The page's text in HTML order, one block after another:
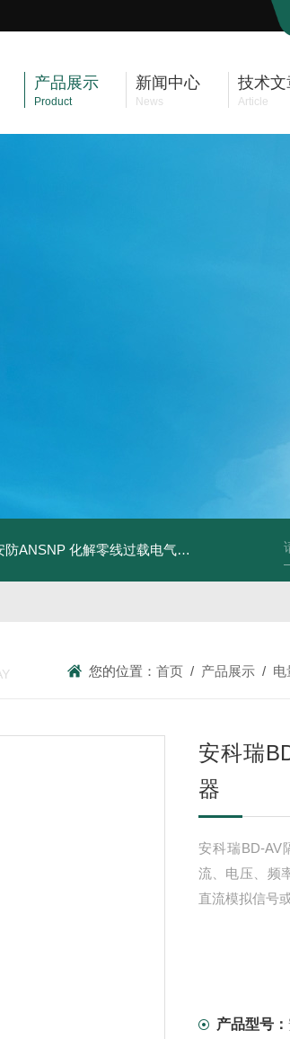
产品展示
Product
新闻中心
News
技术文
Article
化解零线过载电气隐患案例
您的位置：首页 / 产品展示 / 电
安科瑞
器
安科瑞BD-AV
流、电压、频
直流模拟信号
产品型号：